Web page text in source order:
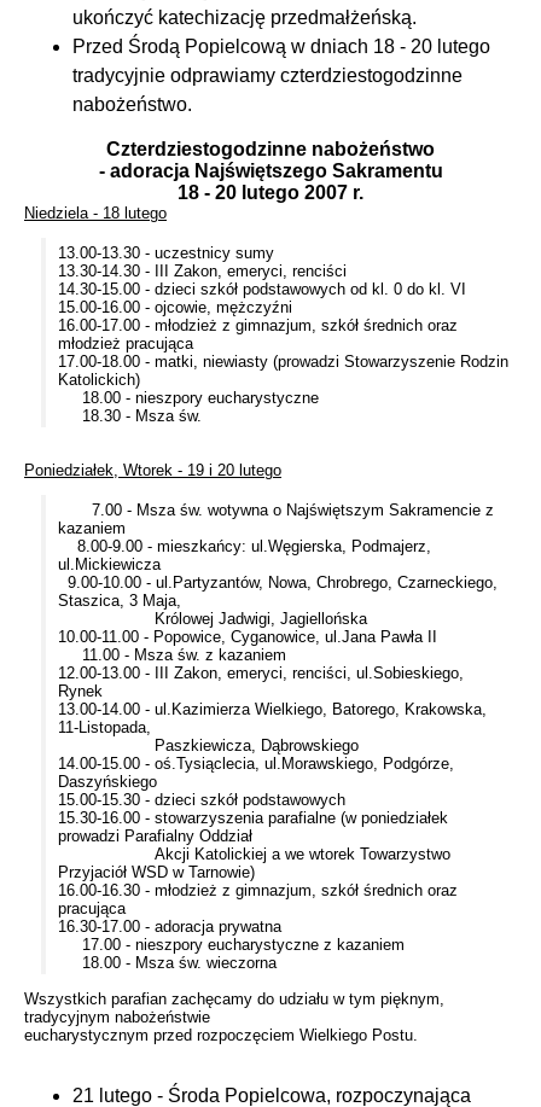
ukończyć katechizację przedmałżeńską.
Przed Środą Popielcową w dniach 18 - 20 lutego
tradycyjnie odprawiamy czterdziestogodzinne
nabożeństwo.
Czterdziestogodzinne nabożeństwo
- adoracja Najświętszego Sakramentu
18 - 20 lutego 2007 r.
Niedziela - 18 lutego
13.00-13.30 - uczestnicy sumy
13.30-14.30 - III Zakon, emeryci, renciści
14.30-15.00 - dzieci szkół podstawowych od kl. 0 do kl. VI
15.00-16.00 - ojcowie, mężczyźni
16.00-17.00 - młodzież z gimnazjum, szkół średnich oraz
młodzież pracująca
17.00-18.00 - matki, niewiasty (prowadzi Stowarzyszenie Rodzin
Katolickich)
18.00 - nieszpory eucharystyczne
18.30 - Msza św.
Poniedziałek, Wtorek - 19 i 20 lutego
7.00 - Msza św. wotywna o Najświętszym Sakramencie z
kazaniem
8.00-9.00 - mieszkańcy: ul.Węgierska, Podmajerz,
ul.Mickiewicza
9.00-10.00 - ul.Partyzantów, Nowa, Chrobrego, Czarneckiego,
Staszica, 3 Maja,
Królowej Jadwigi, Jagiellońska
10.00-11.00 - Popowice, Cyganowice, ul.Jana Pawła II
11.00 - Msza św. z kazaniem
12.00-13.00 - III Zakon, emeryci, renciści, ul.Sobieskiego,
Rynek
13.00-14.00 - ul.Kazimierza Wielkiego, Batorego, Krakowska,
11-Listopada,
Paszkiewicza, Dąbrowskiego
14.00-15.00 - oś.Tysiąclecia, ul.Morawskiego, Podgórze,
Daszyńskiego
15.00-15.30 - dzieci szkół podstawowych
15.30-16.00 - stowarzyszenia parafialne (w poniedziałek
prowadzi Parafialny Oddział
Akcji Katolickiej a we wtorek Towarzystwo
Przyjaciół WSD w Tarnowie)
16.00-16.30 - młodzież z gimnazjum, szkół średnich oraz
pracująca
16.30-17.00 - adoracja prywatna
17.00 - nieszpory eucharystyczne z kazaniem
18.00 - Msza św. wieczorna
Wszystkich parafian zachęcamy do udziału w tym pięknym,
tradycyjnym nabożeństwie
eucharystycznym przed rozpoczęciem Wielkiego Postu.
21 lutego - Środa Popielcowa, rozpoczynająca